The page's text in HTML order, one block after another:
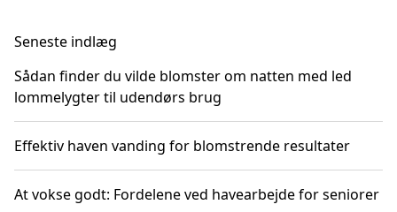
Seneste indlæg
Sådan finder du vilde blomster om natten med led
lommelygter til udendørs brug
Effektiv haven vanding for blomstrende resultater
At vokse godt: Fordelene ved havearbejde for seniorer